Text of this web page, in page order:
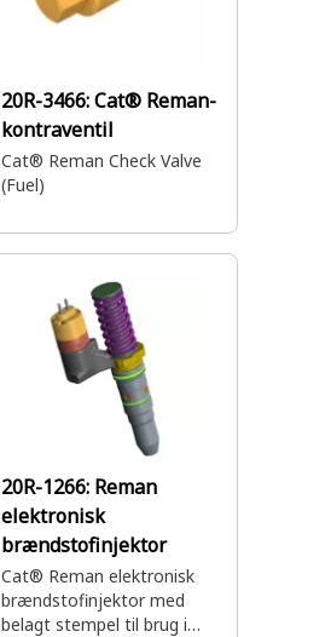
20R-3466:Cat® Reman-
kontraventil
Cat® Reman Check Valve
(Fuel)
20R-1266: Reman
elektronisk
brændstofinjektor
Cat® Reman elektronisk
brændstofinjektor med
belagt stempel til brug i